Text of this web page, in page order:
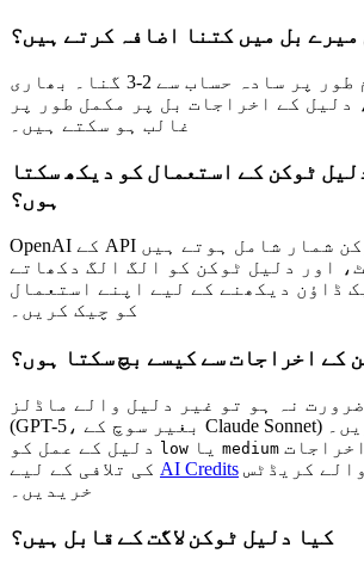
بل میں کتنا اضافہ کرتے ہیں؟
عام طور پر سادہ حساب سے 2-3 گنا۔ بھاری o3 Pro
دلیل کے اخراجات بل پر مکمل طور پر
غالب ہو سکتے ہیں۔
ٹوکن کے استعمال کو دیکھ سکتا
ہوں؟
OpenAI کے API جوابات میں ٹوکن شمار شامل ہوتے ہیں
اور دلیل ٹوکن کو الگ الگ دکھاتے
ڈاؤن دیکھنے کے لیے اپنے استعمال
کو چیک کریں۔
کے اخراجات سے کیسے بچ سکتا ہوں؟
نہ ہو تو غیر دلیل والے ماڈلز
(GPT-5، بغیر سوچ کے Claude Sonnet) استعمال کریں۔
low medium
AI Credits
خریدیں۔
کیا دلیل ٹوکن لاگت کے قابل ہیں؟